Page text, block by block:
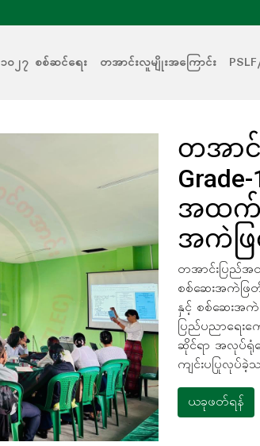
၁၀၂၇ စစ်ဆင်ရေး တအာင်းလူမျိုးအကြောင်း
တအာင်
အထက်
အကဲဖ
တအာင်းပြည်အ
စစ်ဆေးအကဲဖြ
နှင့် စစ်ဆေးအ
ပြည်ပညာရေး
ဆိုင်ရာ အလုပ်ရုံ
ကျင်းပပြုလုပ်ခဲ့
ယခုဖတ်ရန်